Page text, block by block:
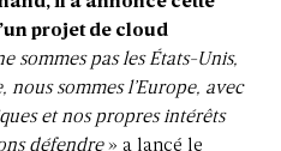
projet de cloud
sommes pas les États-Unis,
nous sommes l’Europe, avec
et nos propres intérêts
défendre» a lancé le